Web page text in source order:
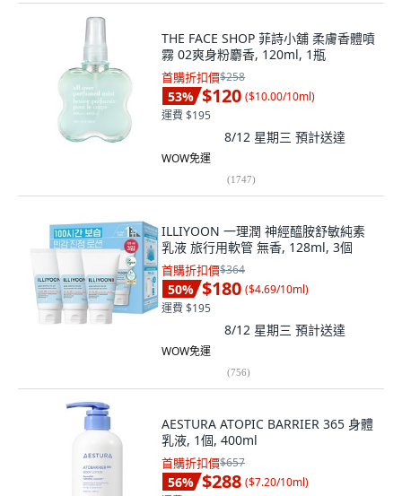
THE FACE SHOP 菲詩小舖 柔膚香體噴
霧 02爽身粉麝香, 120ml, 1瓶
首購折扣價$258
53% $120 ($10.00/10ml)
運費 $195
8/12 星期三 預計送達
WOW免運
(1747)
ILLIYOON 一理潤 神經醯胺舒敏純素
乳液 旅行用軟管 無香, 128ml, 3個
首購折扣價$364
50% $180 ($4.69/10ml)
運費 $195
8/12 星期三 預計送達
WOW免運
(756)
AESTURA ATOPIC BARRIER 365 身體
乳液, 1個, 400ml
首購折扣價$657
56% $288 ($7.20/10ml)